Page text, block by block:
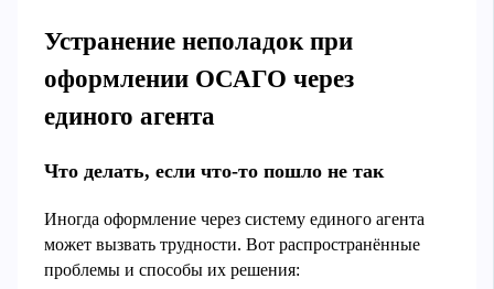
Устранение неполадок при
оформлении ОСАГО через
единого агента
Что делать, если что-то пошло не так
Иногда оформление через систему единого агента
может вызвать трудности. Вот распространённые
проблемы и способы их решения: